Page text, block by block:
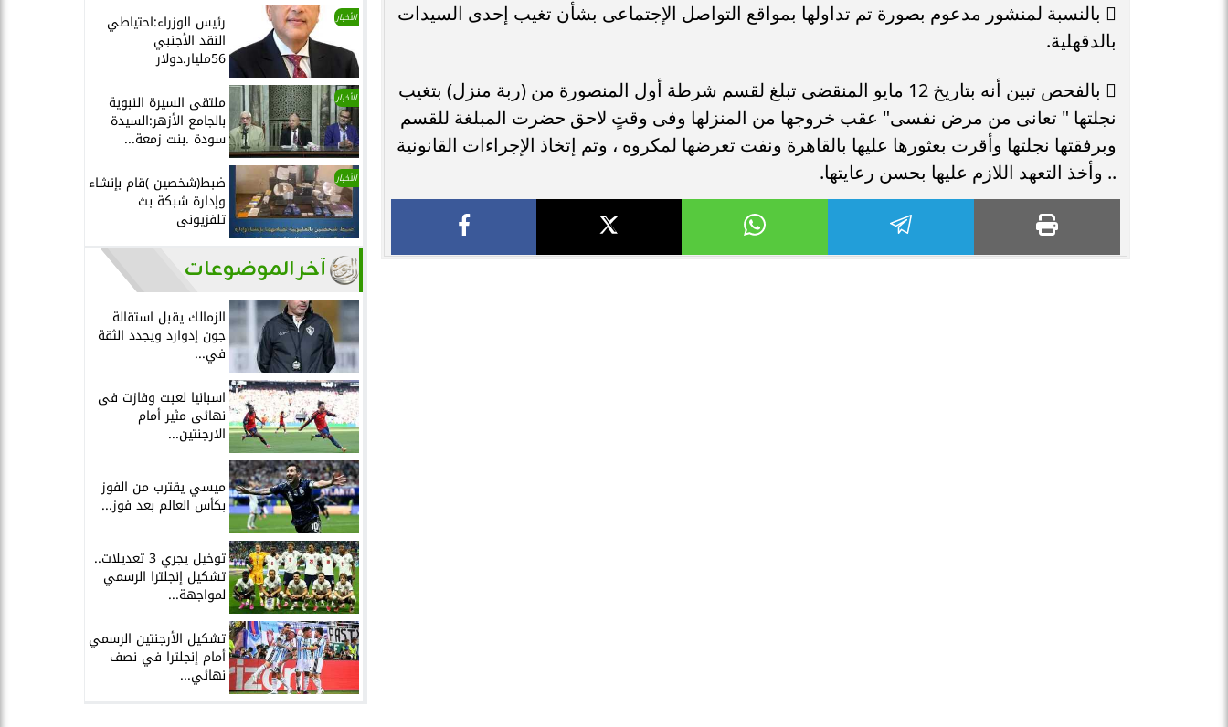
 بالنسبة لمنشور مدعوم بصورة تم تداولها بمواقع التواصل الإجتماعى بشأن تغيب إحدى السيدات
بالدقهلية.
 بالفحص تبين أنه بتاريخ 12 مايو المنقضى تبلغ لقسم شرطة أول المنصورة من (ربة منزل) بتغيب
نجلتها " تعانى من مرض نفسى" عقب خروجها من المنزلها وفى وقتٍ لاحق حضرت المبلغة للقسم
وبرفقتها نجلتها وأقرت بعثورها عليها بالقاهرة ونفت تعرضها لمكروه ، وتم إتخاذ الإجراءات القانونية
.. وأخذ التعهد اللازم عليها بحسن رعايتها.
الأخبار رئيس الوزراء:احتياطي
النقد الأجنبي
56مليار.دولار
الأخبار ملتقى السيرة النبوية
بالجامع الأزهر:السيدة
سودة .بنت زمعة...
الأخبار ضبط(شخصين )قام بإنشاء
وإدارة شبكة بث
تلفزيونى
آخر الموضوعات
الزمالك يقبل استقالة
جون إدوارد ويجدد الثقة
في...
اسبانيا لعبت وفازت فى
نهائى مثير أمام
الارجنتين...
ميسي يقترب من الفوز
بكأس العالم بعد فوز...
توخيل يجري 3 تعديلات..
تشكيل إنجلترا الرسمي
لمواجهة...
تشكيل الأرجنتين الرسمي
أمام إنجلترا في نصف
نهائي...